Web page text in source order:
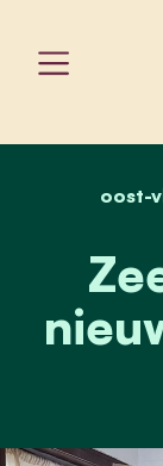
oost-